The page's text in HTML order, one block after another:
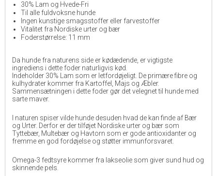
30% Lam og Hvede-Fri
Til alle fuldvoksne hunde
Ingen kunstige smagsstoffer eller farvestoffer
Vitalitet fra Nordiske urter og bær
Foderstørrelse: 11 mm
Da hunde fra naturens side er kødædende, er vigtigste
ingrediens i dette foder naturligvis kød.
Indeholder 30% Lam som er letfordøjeligt. De primære fibre og
kulhydrater kommer fra Kartoffel, Majs og Æbler.
Sammensætningen i dette foder gør det velegnet til hunde med
sarte maver.
I naturen spiser vilde hunde desuden hvad de kan finde af Bær
og Urter. Derfor er der tilføjet Nordiske urter og bær som
Tyttebær, Multebær og Havtorn som er gode antioxidanter og
fremme en god fordøjelse og støtter immunforsvaret.
Omega-3 fedtsyre kommer fra lakseolie som giver sund hud og
skinnende pels.